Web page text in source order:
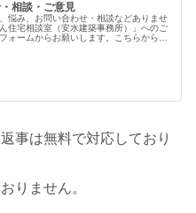
相談・ご意見
悩み、お問い合わせ・相談などありませ
住宅相談室（安水建築事務所）」へのご
ォームからお願いします。こちらから、
事は無料で対応しており
りません。